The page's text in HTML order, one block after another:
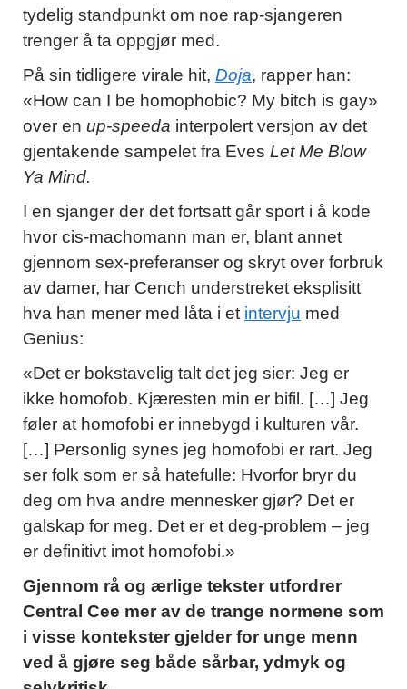
tydelig standpunkt om noe rap-sjangeren
trenger å ta oppgjør med.
På sin tidligere virale hit, Doja, rapper han:
«How can I be homophobic? My bitch is gay»
over en up-speeda interpolert versjon av det
gjentakende sampelet fra Eves Let Me Blow
Ya Mind.
I en sjanger der det fortsatt går sport i å kode
hvor cis-machomann man er, blant annet
gjennom sex-preferanser og skryt over forbruk
av damer, har Cench understreket eksplisitt
hva han mener med låta i et intervju med
Genius:
«Det er bokstavelig talt det jeg sier: Jeg er
ikke homofob. Kjæresten min er bifil. […] Jeg
føler at homofobi er innebygd i kulturen vår.
[…] Personlig synes jeg homofobi er rart. Jeg
ser folk som er så hatefulle: Hvorfor bryr du
deg om hva andre mennesker gjør? Det er
galskap for meg. Det er et deg-problem – jeg
er definitivt imot homofobi.»
Gjennom rå og ærlige tekster utfordrer
Central Cee mer av de trange normene som
i visse kontekster gjelder for unge menn
ved å gjøre seg både sårbar, ydmyk og